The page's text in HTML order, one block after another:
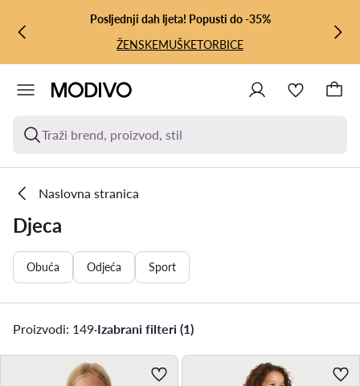
PRIJEĐI NA GLAVNI SADRŽAJ
PRIJEĐI NA PRETRAŽIVANJE
Posljednji dah ljeta! Popusti do -35%
ŽENSKEMUŠKETORBICE
Traži brend, proizvod, stil
Naslovna stranica
Djeca
Obuća Odjeća Sport
Proizvodi: 149·Izabrani filteri (1)